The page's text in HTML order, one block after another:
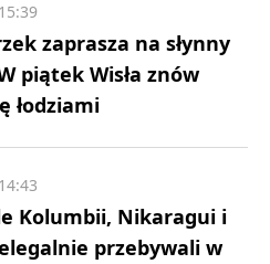
zaprasza na słynny
piątek Wisła znów
łodziami
Kolumbii, Nikaragui i
przebywali w